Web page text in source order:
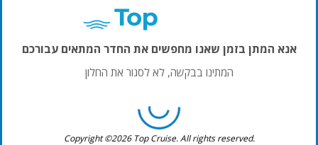
אנא המתן בזמן שאנו מחפשים את החדר המתאים עבורכם
המתינו בבקשה, לא לסגור את החלון
Copyright ©2026 Top Cruise. All rights reserved.